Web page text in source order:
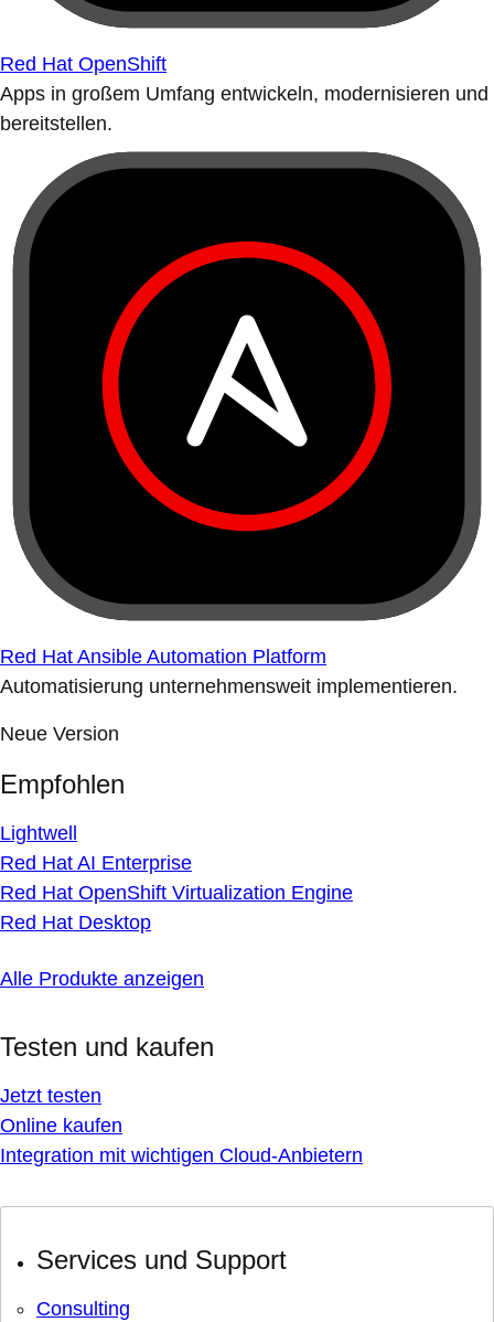
Red Hat OpenShift
Apps in großem Umfang entwickeln, modernisieren und
bereitstellen.
Red Hat Ansible Automation Platform
Automatisierung unternehmensweit implementieren.
Neue Version
Empfohlen
Lightwell
Red Hat AI Enterprise
Red Hat OpenShift Virtualization Engine
Red Hat Desktop
Alle Produkte anzeigen
Testen und kaufen
Jetzt testen
Online kaufen
Integration mit wichtigen Cloud-Anbietern
Services und Support
Consulting